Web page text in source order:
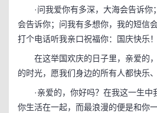
·问我爱你有多深，大海会告诉你
会告诉你；问我有多想你，我的短信
打个电话听我亲口祝福你：国庆快乐！
在这举国欢庆的日子里，亲爱的，
的时光，愿我们身边的所有人都快乐、
·亲爱的，你好吗？在我这一生中
你生活在一起，而最浪漫的便是和你